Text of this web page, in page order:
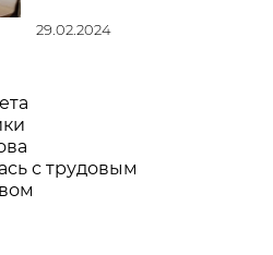
29.02.2024
с трудовым